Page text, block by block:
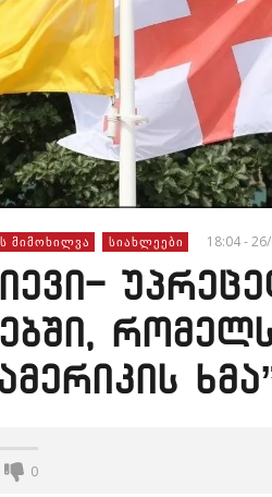
ᲛᲘᲛᲝᲮᲘᲚᲕᲐ ᲡᲘᲐᲮᲚᲔᲔᲑᲘ 18:04 -
0